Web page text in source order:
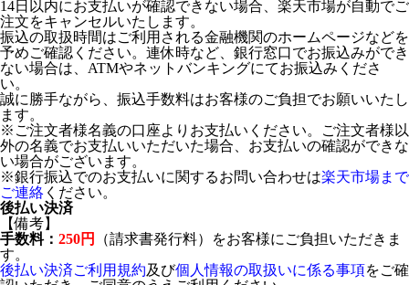
14日以内にお支払いが確認できない場合、楽天市場が自動でご
注文をキャンセルいたします。
振込の取扱時間はご利用される金融機関のホームページなどを
予めご確認ください。連休時など、銀行窓口でお振込みができ
ない場合は、ATMやネットバンキングにてお振込みくださ
い。
誠に勝手ながら、振込手数料はお客様のご負担でお願いいたし
ます。
※ご注文者様名義の口座よりお支払いください。ご注文者様以
外の名義でお支払いいただいた場合、お支払いの確認ができな
い場合がございます。
※銀行振込でのお支払いに関するお問い合わせは楽天市場まで
ご連絡 ください。
後払い決済
【備考】
手数料： 250円
（請求書発行料）をお客様にご負担いただきま
す。
後払い決済ご利用規約及び個人情報の取扱いに係る事項をご確